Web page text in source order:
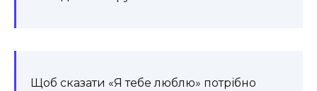
Щоб сказати «Я тебе люблю» потрібно